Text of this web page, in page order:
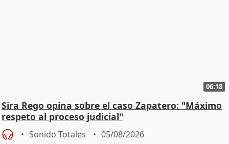
06:18
Sira Rego opina sobre el caso Zapatero: "Máximo
respeto al proceso judicial"
Sonido Totales 05/08/2026